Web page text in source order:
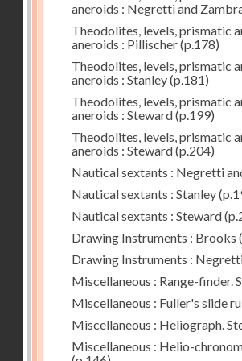
aneroids : Negretti and
Theodolites, levels, prismatic
aneroids : Pillischer(p.178)
Theodolites, levels, prismatic
aneroids : Stanley(p.181)
Theodolites, levels, prismatic
aneroids : Steward(p.199)
Theodolites, levels, prismatic
aneroids : Steward(p.204)
Nautical sextants : Negretti
Nautical sextants : Stanley
Nautical sextants : Steward
Drawing Instruments : Brooks
Drawing Instruments :
Miscellaneous : Range-finder.
Miscellaneous : Fuller's slide
Miscellaneous : Heliograph.
Miscellaneous : Helio-